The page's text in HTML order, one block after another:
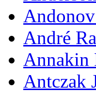
André
Annakin
Antczak